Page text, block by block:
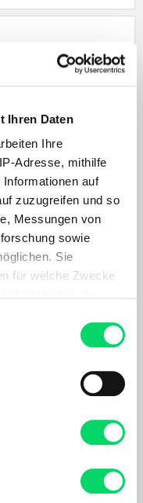
Ihren Daten
Ihre
Adresse, mithilfe
auf
zuzugreifen und so
Messungen von
sowie
Sie
für welche Zwecke
Lage
identifizieren
persönlichen Daten
Cloudhorizon 2
€